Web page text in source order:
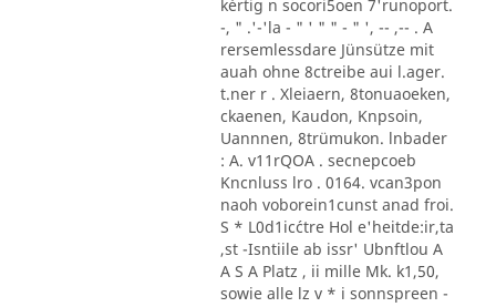
kèrtig n socori5oen 7'runoport.
-, " .'-'la - " ' " " - " ', -- ,-- . A
rersemlessdare Jünsütze mit
auah ohne 8ctreibe aui l.ager.
t.ner r . Xleiaern, 8tonuaoeken,
ckaenen, Kaudon, Knpsoin,
Uannnen, 8trümukon. lnbader
: A. v11rQOA . secnepcoeb
Kncnluss lro . 0164. vcan3pon
naoh voborein1cunst anad froi.
S * L0d1ic´ctre Hol e'heitde:ir,ta
,st -Isntiile ab issr' Ubnftlou A
A S A Platz , ii mille Mk. k1,50,
sowie alle lz v * i sonnspreen -